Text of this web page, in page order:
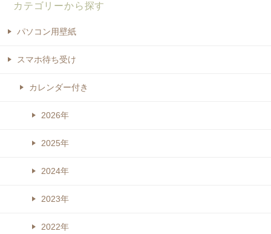
カテゴリーから探す
パソコン用壁紙
スマホ待ち受け
カレンダー付き
2026年
2025年
2024年
2023年
2022年